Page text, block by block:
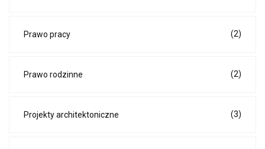
Prawo pracy (2)
Prawo rodzinne (2)
Projekty architektoniczne (3)